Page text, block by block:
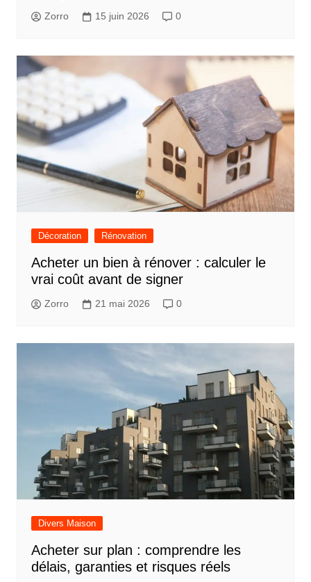
Zorro 15 juin 2026 0
Décoration Rénovation
Acheter un bien à rénover : calculer le
vrai coût avant de signer
Zorro 21 mai 2026 0
Divers Maison
Acheter sur plan : comprendre les
délais, garanties et risques réels